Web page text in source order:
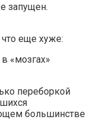
запущен.
еще хуже:
«мозгах»
переборкой
большинстве